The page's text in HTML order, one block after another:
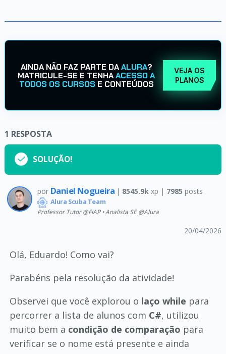
AINDA NÃO FAZ PARTE DAALURA?
MATRICULE-SE E TENHAACESSO A
TODOS OS CURSOS E CONTEÚDOS
VEJA OS
PLANOS
1 RESPOSTA
SOLUÇÃO!
por Daniel Nogueira | 8545.9k xp | 7985 posts
Alura Scuba Team
Professor Tutor @FIAP • Analista SE @Alura
20/04/2026
Olá, Eduardo! Como vai?
Parabéns pela resolução da atividade!
Observei que você explorou o laço while para
percorrer a lista de alunos com C#, utilizou
muito bem a condição de comparação para
verificar se o nome está presente e ainda